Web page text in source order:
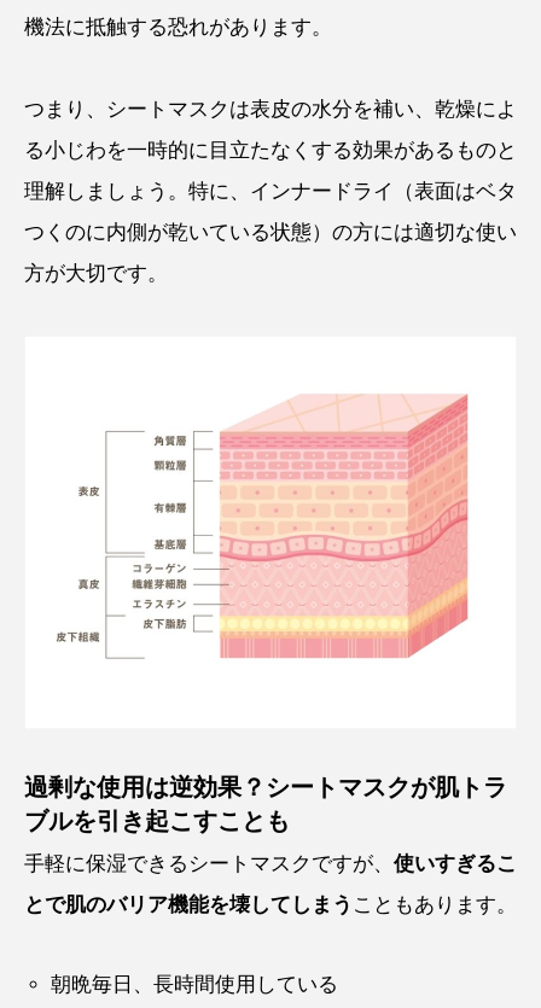
機法に抵触する恐れがあります。
つまり、シートマスクは表皮の水分を補い、乾燥によ
る小じわを一時的に目立たなくする効果があるものと
理解しましょう。特に、インナードライ（表面はベタ
つくのに内側が乾いている状態）の方には適切な使い
方が大切です。
過剰な使用は逆効果？シートマスクが肌トラ
ブルを引き起こすことも
手軽に保湿できるシートマスクですが、 使いすぎるこ
とで肌のバリア機能を壊してしまう こともあります。
朝晩毎日、長時間使用している